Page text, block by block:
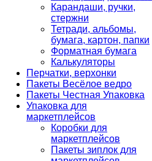
Карандаши, ручки,
стержни
Тетради, альбомы,
бумага, картон, папки
Форматная бумага
Калькуляторы
Перчатки, верхонки
Пакеты Весёлое ведро
Пакеты Честная Упаковка
Упаковка для
маркетплейсов
Коробки для
маркетплейсов
Пакеты зиплок для